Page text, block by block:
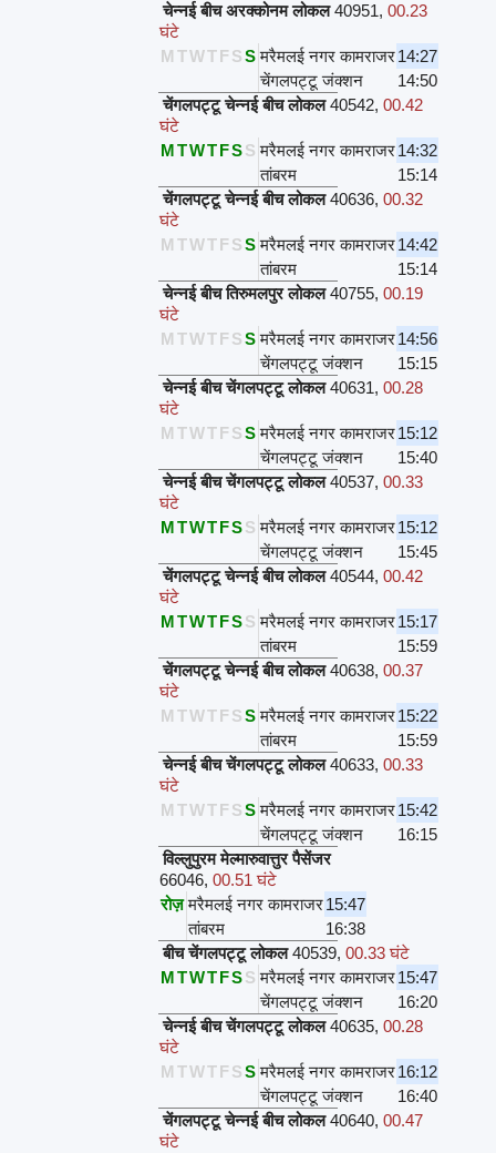
चेन्नई बीच अरक्कोनम लोकल 40951,00.23
घंटे
M TWTFSS मरैमलई नगर कामराजर14:27
चेंगलपट्टू जंक्शन
14:50
चेंगलपट्टू चेन्नई बीच लोकल 40542,00.42
घंटे
MTWTFSS मरैमलई नगर कामराजर14:32
तांबरम
15:14
चेंगलपट्टू चेन्नई बीच लोकल 40636,00.32
घंटे
M TWTFSS मरैमलई नगर कामराजर14:42
तांबरम
15:14
चेन्नई बीच तिरुमलपुर लोकल 40755,00.19
घंटे
M TWTFSS मरैमलई नगर कामराजर14:56
चेंगलपट्टू जंक्शन
15:15
चेन्नई बीच चेंगलपट्टू लोकल 40631,00.28
घंटे
M TWTFSS मरैमलई नगर कामराजर15:12
चेंगलपट्टू जंक्शन
15:40
चेन्नई बीच चेंगलपट्टू लोकल 40537,00.33
घंटे
MTWTFSS मरैमलई नगर कामराजर15:12
चेंगलपट्टू जंक्शन
15:45
चेंगलपट्टू चेन्नई बीच लोकल 40544,00.42
घंटे
MTWTFSS मरैमलई नगर कामराजर15:17
तांबरम
15:59
चेंगलपट्टू चेन्नई बीच लोकल 40638,00.37
घंटे
M TWTFSS मरैमलई नगर कामराजर15:22
तांबरम
15:59
चेन्नई बीच चेंगलपट्टू लोकल 40633,00.33
घंटे
M TWTFSS मरैमलई नगर कामराजर15:42
चेंगलपट्टू जंक्शन
16:15
विल्लुपुरम मेल्मारुवात्तुर पैसेंजर
66046,00.51 घंटे
रोज़ मरैमलई नगर कामराजर15:47
तांबरम
16:38
बीच चेंगलपट्टू लोकल 40539,00.33 घंटे
MTWTFSS मरैमलई नगर कामराजर15:47
चेंगलपट्टू जंक्शन
16:20
चेन्नई बीच चेंगलपट्टू लोकल 40635,00.28
घंटे
M TWTFSS मरैमलई नगर कामराजर16:12
चेंगलपट्टू जंक्शन
16:40
चेंगलपट्टू चेन्नई बीच लोकल 40640,00.47
घंटे